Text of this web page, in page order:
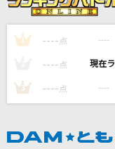
君に夢中!!
[良音]硝子の少年
KinKi Kids
愛のうた
1 ---- 点 ----
---- 点 ----
3 ---- 点 ----